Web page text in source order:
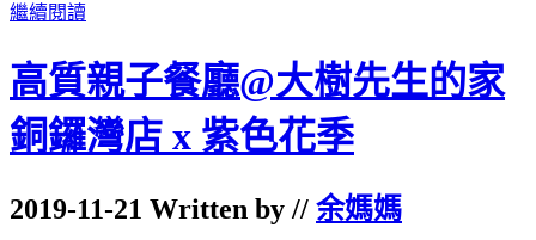
繼續閱讀
高質親子餐廳@大樹先生的家
銅鑼灣店 x 紫色花季
2019-11-21 Written by // 余媽媽